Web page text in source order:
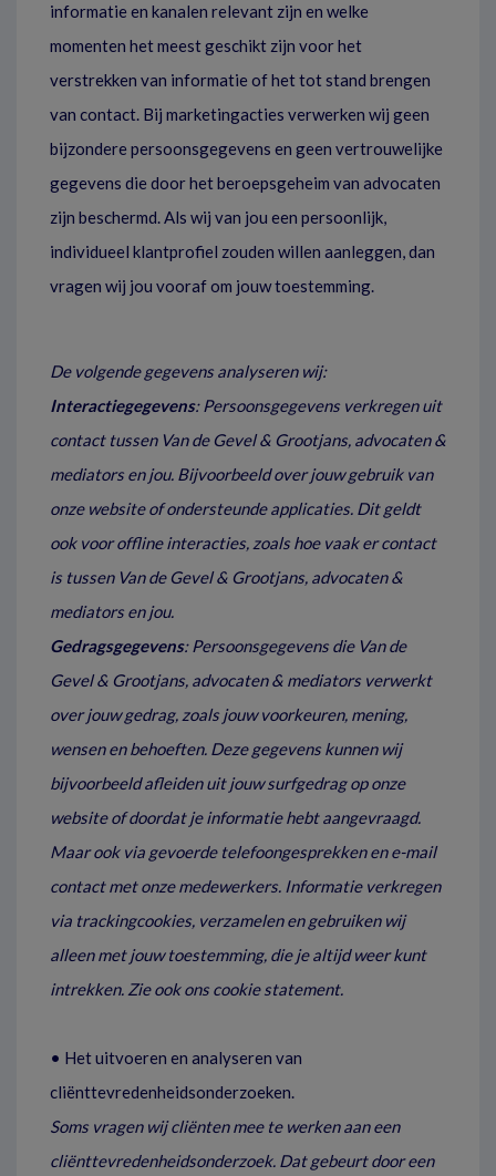
informatie en kanalen relevant zijn en welke
momenten het meest geschikt zijn voor het
verstrekken van informatie of het tot stand brengen
van contact. Bij marketingacties verwerken wij geen
bijzondere persoonsgegevens en geen vertrouwelijke
gegevens die door het beroepsgeheim van advocaten
zijn beschermd. Als wij van jou een persoonlijk,
individueel klantprofiel zouden willen aanleggen, dan
vragen wij jou vooraf om jouw toestemming.
De volgende gegevens analyseren wij:
Interactiegegevens: Persoonsgegevens verkregen uit
contact tussen Van de Gevel & Grootjans, advocaten &
mediators en jou. Bijvoorbeeld over jouw gebruik van
onze website of ondersteunde applicaties. Dit geldt
ook voor offline interacties, zoals hoe vaak er contact
is tussen Van de Gevel & Grootjans, advocaten &
mediators en jou.
Gedragsgegevens: Persoonsgegevens die Van de
Gevel & Grootjans, advocaten & mediators verwerkt
over jouw gedrag, zoals jouw voorkeuren, mening,
wensen en behoeften. Deze gegevens kunnen wij
bijvoorbeeld afleiden uit jouw surfgedrag op onze
website of doordat je informatie hebt aangevraagd.
Maar ook via gevoerde telefoongesprekken en e-mail
contact met onze medewerkers. Informatie verkregen
via trackingcookies, verzamelen en gebruiken wij
alleen met jouw toestemming, die je altijd weer kunt
intrekken. Zie ook ons cookie statement.
• Het uitvoeren en analyseren van
cliënttevredenheidsonderzoeken.
Soms vragen wij cliënten mee te werken aan een
cliënttevredenheidsonderzoek. Dat gebeurt door een